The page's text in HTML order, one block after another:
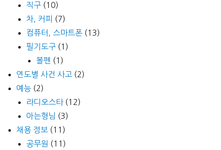
직구 (10)
차, 커피 (7)
컴퓨터, 스마트폰 (13)
필기도구 (1)
볼펜 (1)
연도별 사건 사고 (2)
예능 (2)
라디오스타(12)
아는형님 (3)
채용 정보 (11)
공무원 (11)